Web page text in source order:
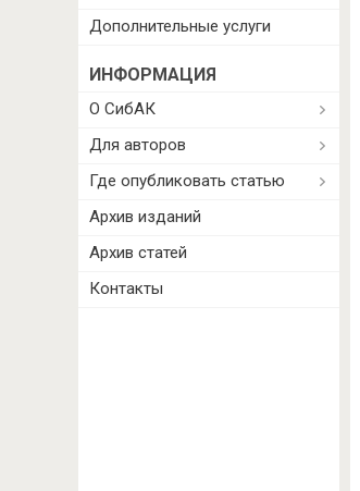
Дополнительные услуги
ИНФОРМАЦИЯ
О СибАК
Для авторов
Где опубликовать статью
Архив изданий
Архив статей
Контакты